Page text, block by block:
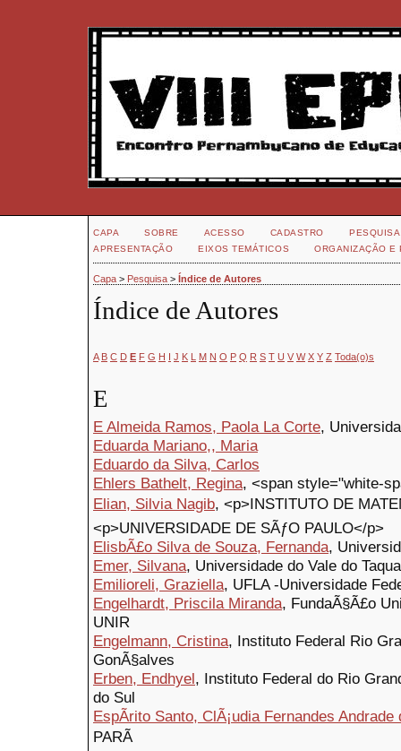
CAPA SOBRE ACESSO CADASTRO
PESQUISA
APRESENTAÇÃO
EIXOS TEMÁTICOS ORGANIZAÇÃO E
Capa > Pesquisa > Índice de Autores
Índice de Autores
A B C D E F G H I J K L M N O P Q R S T U V W X Y Z Toda(o)s
E
E Almeida Ramos, Paola La Corte,
Eduarda Mariano,, Maria
Eduardo da Silva, Carlos
Ehlers Bathelt, Regina, <span style="white-
Elian, Silvia Nagib, <p>INSTITUTO DE
<p>UNIVERSIDADE DE SÃƒO PAULO</p>
ElisbÃ£o Silva de Souza, Fernanda,
Emer, Silvana, Universidade do Vale do
Emilioreli, Graziella, UFLA -Universidade
Engelhardt, Priscila Miranda, FundaÃ§Ã£o
UNIR
Engelmann, Cristina, Instituto Federal Rio
GonÃ§alves
Erben, Endhyel, Instituto Federal do Rio
do Sul
EspÃ­rito Santo, ClÃ¡udia Fernandes Andrade
PARÃ